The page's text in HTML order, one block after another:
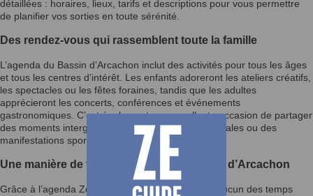
détaillées : horaires, lieux, tarifs et descriptions pour vous permettre
de planifier vos sorties en toute sérénité.
Des rendez-vous qui rassemblent toute la famille
L’agenda du Bassin d’Arcachon inclut des activités pour tous les âges
et tous les centres d’intérêt. Les enfants adoreront les ateliers créatifs,
les spectacles ou les fêtes foraines, tandis que les adultes
apprécieront les concerts, conférences et événements
gastronomiques. C’est également une excellente occasion de partager
des moments intergénérationnels lors des fêtes locales ou des
manifestations sportives.
Une manière de vivre pleinement le Bassin d’Arcachon
Grâce à l’agenda Ze Guide, vous ne manquerez aucun des temps